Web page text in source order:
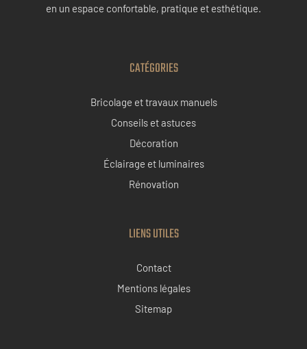
en un espace confortable, pratique et esthétique.
CATÉGORIES
Bricolage et travaux manuels
Conseils et astuces
Décoration
Éclairage et luminaires
Rénovation
LIENS UTILES
Contact
Mentions légales
Sitemap